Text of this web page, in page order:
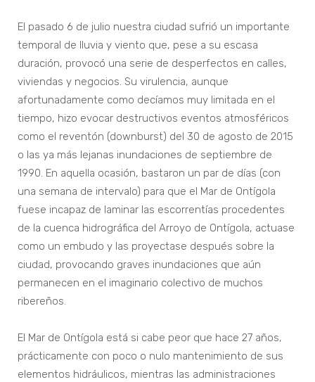
El pasado 6 de julio nuestra ciudad sufrió un importante
temporal de lluvia y viento que, pese a su escasa
duración, provocó una serie de desperfectos en calles,
viviendas y negocios. Su virulencia, aunque
afortunadamente como decíamos muy limitada en el
tiempo, hizo evocar destructivos eventos atmosféricos
como el reventón (downburst) del 30 de agosto de 2015
o las ya más lejanas inundaciones de septiembre de
1990. En aquella ocasión, bastaron un par de días (con
una semana de intervalo) para que el Mar de Ontígola
fuese incapaz de laminar las escorrentías procedentes
de la cuenca hidrográfica del Arroyo de Ontígola, actuase
como un embudo y las proyectase después sobre la
ciudad, provocando graves inundaciones que aún
permanecen en el imaginario colectivo de muchos
ribereños.
El Mar de Ontígola está si cabe peor que hace 27 años,
prácticamente con poco o nulo mantenimiento de sus
elementos hidráulicos, mientras las administraciones